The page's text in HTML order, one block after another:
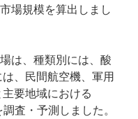
場規模を算出しまし
は、種類別には、酸
、民間航空機、軍用
要地域における
査・予測しました。